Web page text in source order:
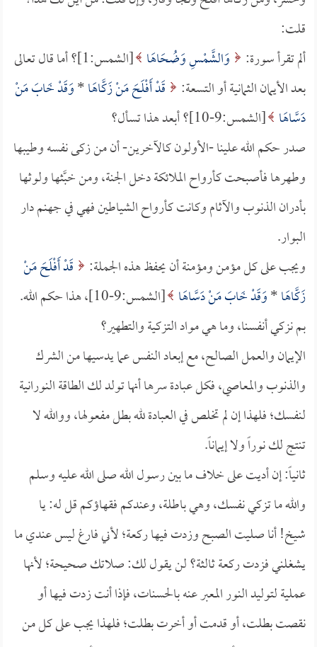
قلت:
ألم تقرأ سورة:
وَالشَّمْسِ وَضُحَاهَا
[الشمس:1]؟ أما قال تعالى
بعد الأيمان الثمانية أو التسعة:
قَدْ أَفْلَحَ مَنْ زَكَّاهَا*وَقَدْ خَابَ مَنْ
دَسَّاهَا [الشمس:9-10]؟ أبعد هذا تسأل؟
صدر حكم الله علينا -الأولون كالآخرين- أن من زكى نفسه وطيبها
وطهرها فأصبحت كأرواح الملائكة دخل الجنة، ومن خبَّثها ولوثها
بأدران الذنوب والآثام وكانت كأرواح الشياطين فهي في جهنم دار
البوار.
ويجب على كل مؤمن ومؤمنة أن يحفظ هذه الجملة:
قَدْ أَفْلَحَ مَنْ
زَكَّاهَا*وَقَدْ خَابَ مَنْ دَسَّاهَا [الشمس:9-10]، هذا حكم الله.
بم نزكي أنفسنا، وما هي مواد التزكية والتطهير؟
الإيمان والعمل الصالح، مع إبعاد النفس عما يدسيها من الشرك
والذنوب والمعاصي، فكل عبادة سرها أنها تولد لك الطاقة النورانية
لنفسك؛ فلهذا إن لم تخلص في العبادة لله بطل مفعولها، ووالله لا
تنتج لك نوراً ولا إيماناً.
ثانياً: إن أديت على خلاف ما بين رسول الله صلى الله عليه وسلم
والله ما تزكي نفسك، وهي باطلة، وعندكم فقهاؤكم قل له: يا
شيخ! أنا صليت الصبح وزدت فيها ركعة؛ لأني فارغ ليس عندي ما
يشغلني فزدت ركعة ثالثة؟ لن يقول لك: صلاتك صحيحة؛ لأنها
عملية لتوليد النور المعبر عنه بالحسنات، فإذا أنت زدت فيها أو
نقصت بطلت، أو قدمت أو أخرت بطلت؛ فلهذا يجب على كل من